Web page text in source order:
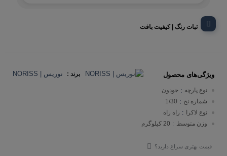
ثبات رنگ | کیفیت بافت
برند : نوریس | NORISS ویژگی‌های محصول
نوع پارچه : جودون
شماره نخ :
1/30
نوع لاکرا
: راه راه
وزن متوسط : 20 کیلوگرم
قیمت بهتری سراغ دارید؟